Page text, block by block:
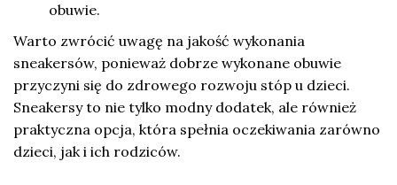
obuwie.
Warto zwrócić uwagę na jakość wykonania
sneakersów, ponieważ dobrze wykonane obuwie
przyczyni się do zdrowego rozwoju stóp u dzieci.
Sneakersy to nie tylko modny dodatek, ale również
praktyczna opcja, która spełnia oczekiwania zarówno
dzieci, jak i ich rodziców.